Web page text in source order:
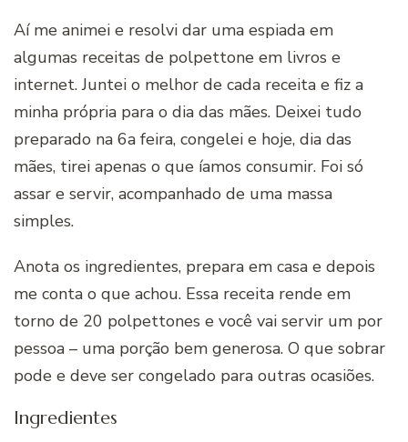
Aí me animei e resolvi dar uma espiada em
algumas receitas de polpettone em livros e
internet. Juntei o melhor de cada receita e fiz a
minha própria para o dia das mães. Deixei tudo
preparado na 6a feira, congelei e hoje, dia das
mães, tirei apenas o que íamos consumir. Foi só
assar e servir, acompanhado de uma massa
simples.
Anota os ingredientes, prepara em casa e depois
me conta o que achou. Essa receita rende em
torno de 20 polpettones e você vai servir um por
pessoa – uma porção bem generosa. O que sobrar
pode e deve ser congelado para outras ocasiões.
Ingredientes